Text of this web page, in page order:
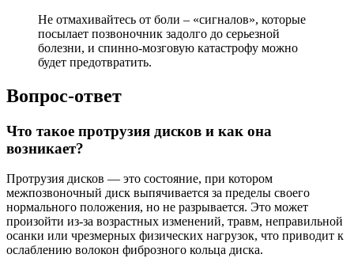
Не отмахивайтесь от боли – «сигналов», которые
посылает позвоночник задолго до серьезной
болезни, и спинно-мозговую катастрофу можно
будет предотвратить.
Вопрос-ответ
Что такое протрузия дисков и как она
возникает?
Протрузия дисков — это состояние, при котором
межпозвоночный диск выпячивается за пределы своего
нормального положения, но не разрывается. Это может
произойти из-за возрастных изменений, травм, неправильной
осанки или чрезмерных физических нагрузок, что приводит к
ослаблению волокон фиброзного кольца диска.